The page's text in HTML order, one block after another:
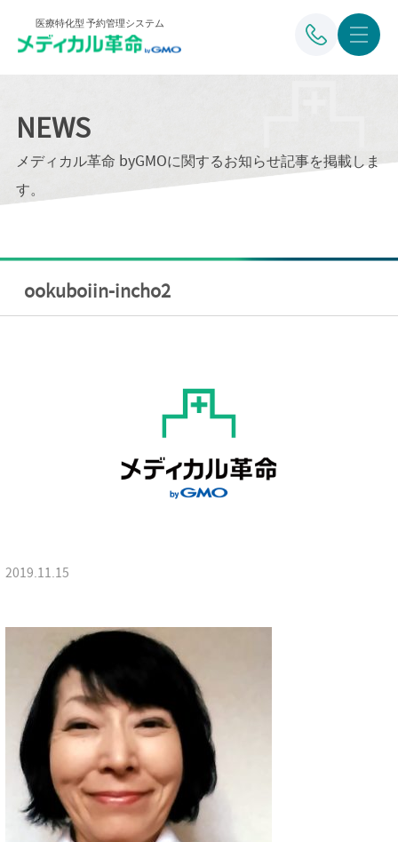
医療特化型 予約管理システム
NEWS
メディカル革命 byGMOに関するお知らせ記事を掲載しま
す。
ookuboiin-incho2
2019.11.15